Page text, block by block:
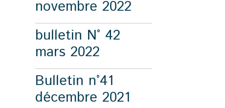
novembre 2022
bulletin N° 42
mars 2022
Bulletin n°41
décembre 2021